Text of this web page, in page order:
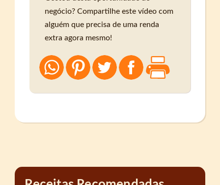
negócio? Compartilhe este vídeo com
alguém que precisa de uma renda
extra agora mesmo!